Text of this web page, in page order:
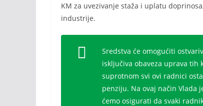
KM za uvezivanje staža i uplatu
industrije.
Sredstva će omogućiti
isključiva obaveza uprava tih
suprotnom svi ovi radnici
penziju. Na ovaj način Vlada
ćemo osigurati da svaki